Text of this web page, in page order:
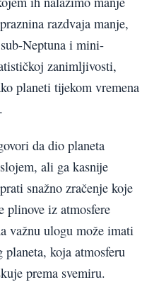
razdvaja manje,
Neptuna i mini-
zanimljivosti,
planeti tijekom vremena
da dio planeta
ali ga kasnije
snažno zračenje koje
plinove iz atmosfere
važnu ulogu može imati
koja atmosferu
prema svemiru.